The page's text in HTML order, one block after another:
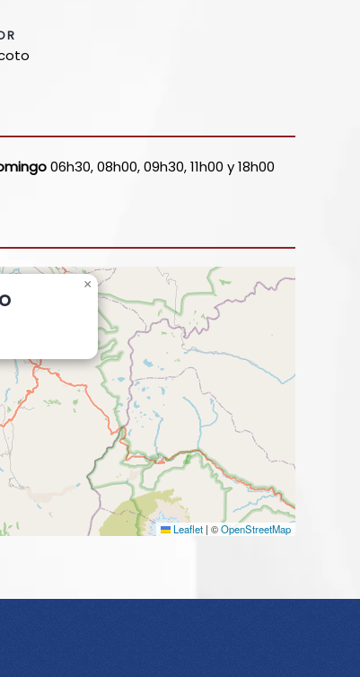
06h30, 08h00, 09h30, 11h00 y 18h00
×
Leaflet | ©OpenStreetMap